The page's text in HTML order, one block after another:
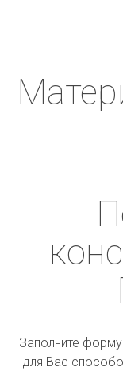
Заполните
для Вас